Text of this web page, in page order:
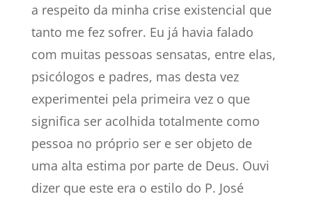
a respeito da minha crise existencial que
tanto me fez sofrer. Eu já havia falado
com muitas pessoas sensatas, entre elas,
psicólogos e padres, mas desta vez
experimentei pela primeira vez o que
significa ser acolhida totalmente como
pessoa no próprio ser e ser objeto de
uma alta estima por parte de Deus. Ouvi
dizer que este era o estilo do P. José